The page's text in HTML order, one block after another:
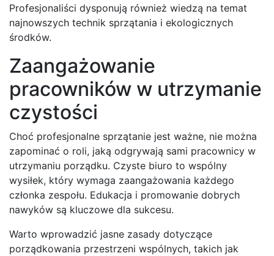
Profesjonaliści dysponują również wiedzą na temat
najnowszych technik sprzątania i ekologicznych
środków.
Zaangażowanie
pracowników w utrzymanie
czystości
Choć profesjonalne sprzątanie jest ważne, nie można
zapominać o roli, jaką odgrywają sami pracownicy w
utrzymaniu porządku. Czyste biuro to wspólny
wysiłek, który wymaga zaangażowania każdego
członka zespołu. Edukacja i promowanie dobrych
nawyków są kluczowe dla sukcesu.
Warto wprowadzić jasne zasady dotyczące
porządkowania przestrzeni wspólnych, takich jak